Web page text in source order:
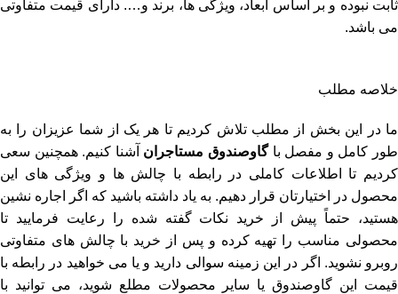
ثابت نبوده و بر اساس ابعاد، ویژگی ‌ها، برند و…. دارای قیمت متفاوتی
می ‌باشد.
خلاصه مطلب
ما در این بخش از مطلب تلاش کردیم تا هر یک از شما عزیزان را به
طور کامل و مفصل باگاوصندوق مستاجران آشنا کنیم. همچنین سعی
کردیم تا اطلاعات کاملی در رابطه با چالش ‌ها و ویژگی ‌های این
محصول در اختیارتان قرار دهیم. به یاد داشته باشید که اگر اجاره نشین
هستید، حتماً پیش از خرید نکات گفته شده را رعایت فرمایید تا
محصولی مناسب را تهیه کرده و پس از خرید با چالش ‌های متفاوتی
روبرو نشوید. اگر در این زمینه سوالی دارید و یا می ‌خواهید در رابطه با
قیمت این گاوصندوق یا سایر محصولات مطلع شوید، می‌ توانید با